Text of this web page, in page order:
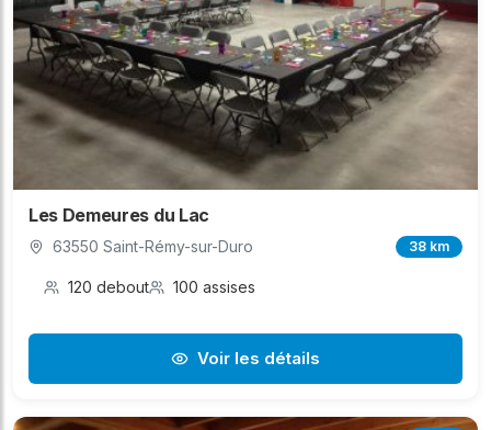
Les Demeures du Lac
63550 Saint-Rémy-sur-Duro 38 km
120 debout 100 assises
Voir les détails